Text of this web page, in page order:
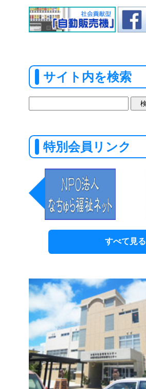
サイト内を検索
索:
特別会員リンク
すべて見る